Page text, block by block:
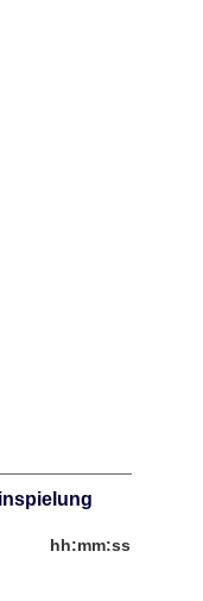
hh:mm:ss